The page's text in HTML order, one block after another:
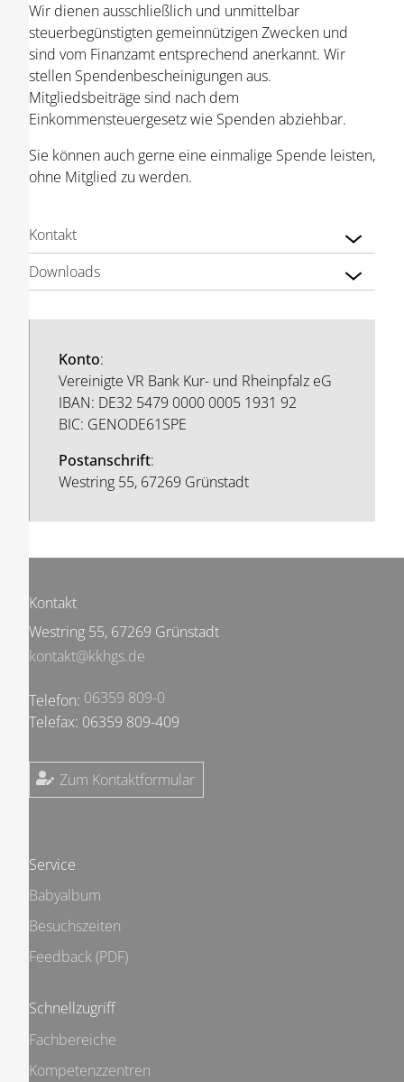
Wir dienen ausschließlich und unmittelbar
steuerbegünstigten gemeinnützigen Zwecken und
sind vom Finanzamt entsprechend anerkannt. Wir
stellen Spendenbescheinigungen aus.
Mitgliedsbeiträge sind nach dem
Einkommensteuergesetz wie Spenden abziehbar.
Sie können auch gerne eine einmalige Spende leisten,
ohne Mitglied zu werden.
Kontakt
Downloads
Konto:
Vereinigte VR Bank Kur- und Rheinpfalz eG
IBAN: DE32 5479 0000 0005 1931 92
BIC: GENODE61SPE
Postanschrift:
Westring 55, 67269 Grünstadt
Kontakt
Westring 55, 67269 Grünstadt
kontakt@kkhgs.de
Telefon: 06359 809-0
Telefax: 06359 809-409
Zum Kontaktformular
Service
Babyalbum
Besuchszeiten
Feedback (PDF)
Schnellzugriff
Fachbereiche
Kompetenzzentren